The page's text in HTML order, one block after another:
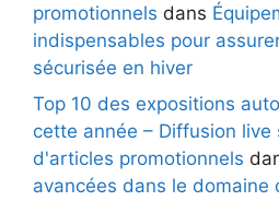
promotionnels dans
indispensables pour
sécurisée en hiver
Top 10 des expositions
cette année – Diffusion live
d'articles promotionnels
avancées dans le domaine